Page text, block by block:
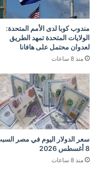
مندوب كوبا لدى الأمم المتحدة:
الولايات المتحدة تمهد الطريق
لعدوان محتمل على هافانا
منذ 8 ساعات
سعر الدولار اليوم في مصر
8 أغسطس 2026
منذ 8 ساعات